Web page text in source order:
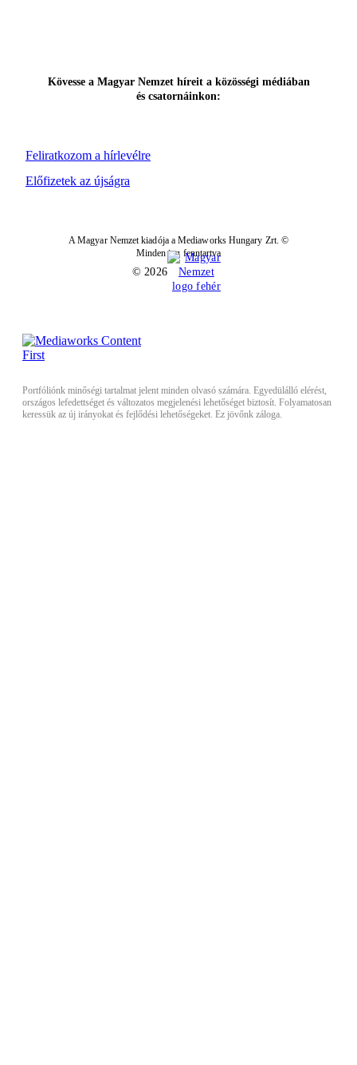
Feliratkozom a hírlevélre
Kövesse a Magyar Nemzet híreit a közösségi médiában
és csatornáinkon:
Előfizetek az újságra
A Magyar Nemzet kiadója a Mediaworks Hungary Zrt. ©
Minden jog fenntartva
© 2026
Portfóliónk minőségi tartalmat jelent minden olvasó számára. Egyedülálló elérést,
országos lefedettséget és változatos megjelenési lehetőséget biztosít. Folyamatosan
keressük az új irányokat és fejlődési lehetőségeket. Ez jövőnk záloga.